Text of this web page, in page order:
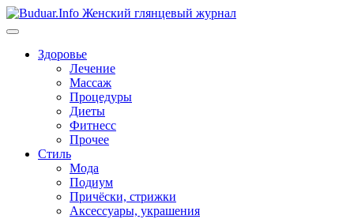
Перейти
к
Здоровье
Лечение
Массаж
Процедуры
Диеты
Фитнесс
Прочее
Стиль
Мода
Подиум
Причёски, стрижки
Аксессуары, украшения